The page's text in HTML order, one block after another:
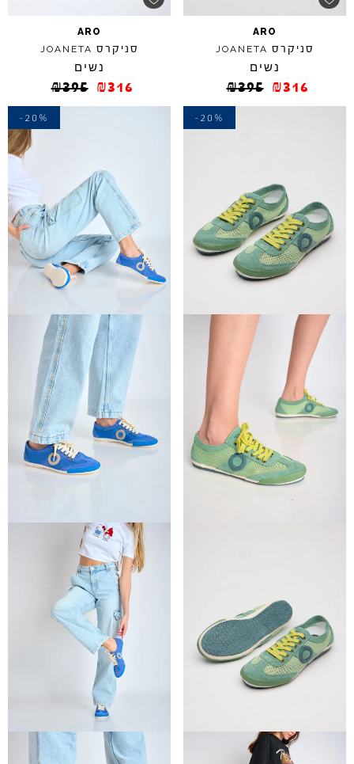
ARO
סניקרס JOANETA
נשים
₪395 ₪316
ARO
סניקרס JOANETA
נשים
₪395 ₪316
-20%
-20%